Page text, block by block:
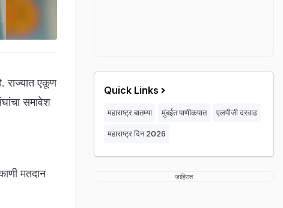
राज्यात एकूण
समावेश
मतदान
Quick Links
महाराष्ट्र बातम्या मुंबईत पाणीकपात एलपीजी दरवाढ
महाराष्ट्र दिन 2026
जाहिरात